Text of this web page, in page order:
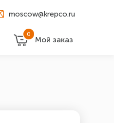
moscow@krepco.ru
0
Мой заказ